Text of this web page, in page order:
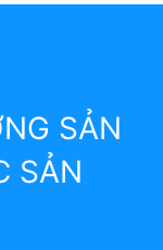
SẢN
SẢN